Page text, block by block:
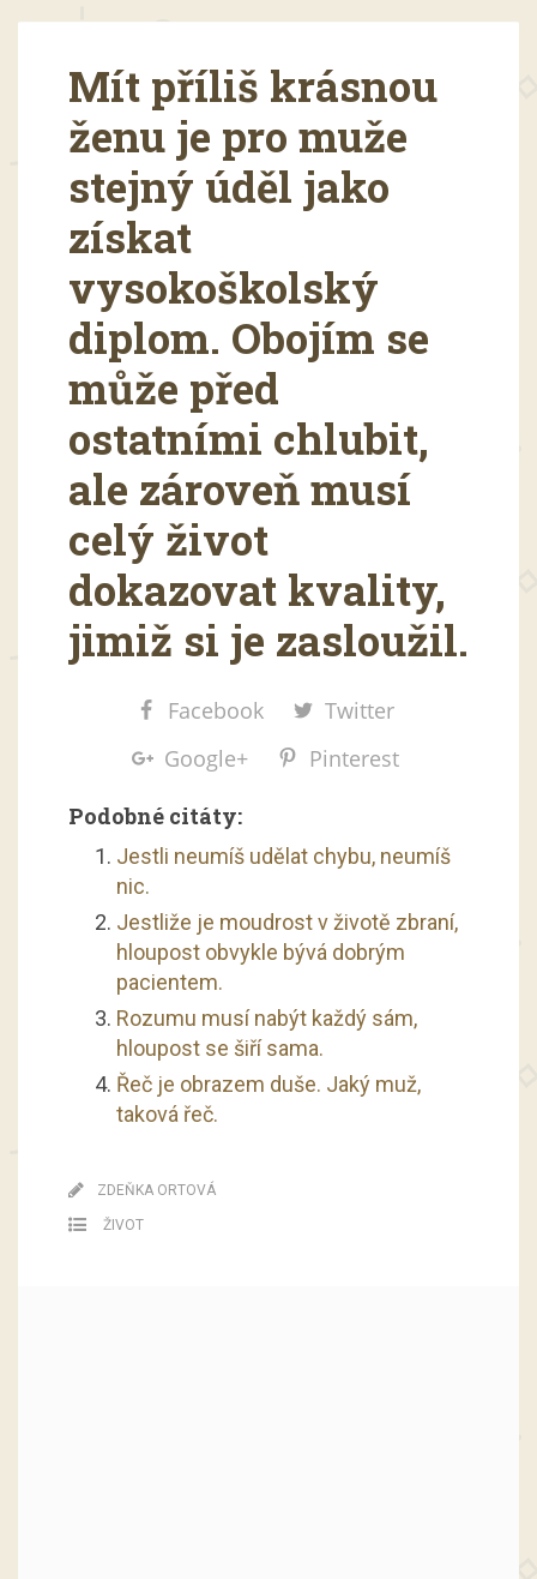
Mít příliš krásnou
ženu je pro muže
stejný úděl jako
získat
vysokoškolský
diplom. Obojím se
může před
ostatními chlubit,
ale zároveň musí
celý život
dokazovat kvality,
jimiž si je zasloužil.
Facebook
Twitter
Google+
Pinterest
Podobné citáty:
Jestli neumíš udělat chybu, neumíš
nic.
Jestliže je moudrost v životě zbraní,
hloupost obvykle bývá dobrým
pacientem.
Rozumu musí nabýt každý sám,
hloupost se šiří sama.
Řeč je obrazem duše. Jaký muž,
taková řeč.
ZDEŇKA ORTOVÁ
ŽIVOT